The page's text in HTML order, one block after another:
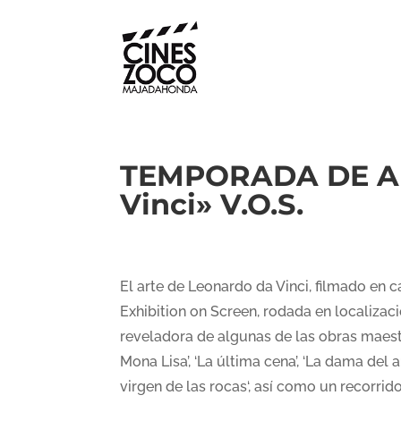
TEMPORADA DE
Vinci» V.O.S.
El arte de Leonardo da Vinci, filmado en
Exhibition on Screen, rodada en
reveladora de algunas de las obras
Mona Lisa’, ‘La última cena’, ‘La dama del
virgen de las rocas‘, así como un